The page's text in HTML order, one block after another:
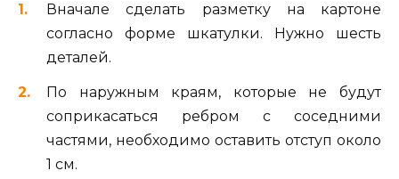
Вначале сделать разметку на картоне
согласно форме шкатулки. Нужно шесть
деталей.
По наружным краям, которые не будут
соприкасаться ребром с соседними
частями, необходимо оставить отступ около
1 см.